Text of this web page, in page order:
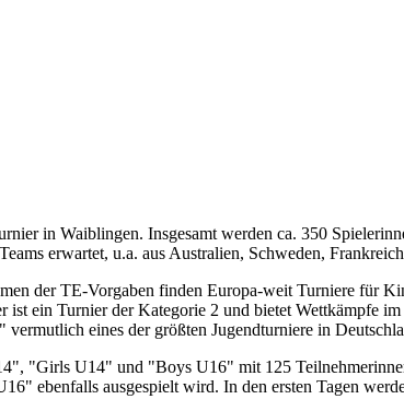
in Waiblingen. Insgesamt werden ca. 350
erwartet, u.a. aus Australien, Schweden,
der TE-Vorgaben finden Europa-weit Turniere für
ein Turnier der Kategorie 2 und bietet Wettkämpfe
eines der größten Jugendturniere in
"Girls U14" und "Boys U16" mit 125
ebenfalls ausgespielt wird. In den ersten Tagen